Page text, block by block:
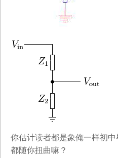
你估计读者都是象俺一样初
都随你扭曲嘛？